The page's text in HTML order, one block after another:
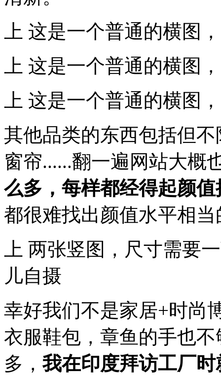
上 这是一个普通的横图
上 这是一个普通的横图
上 这是一个普通的横图
其他品类的东西包括但
窗帘......翻一遍网站大概
么多，每样都经得起颜值
都很难找出颜值水平相
上 两张竖图，尺寸需要
儿自摄
幸好我们不是家居+时尚
衣服鞋包，章鱼的手也
多， 我在印度拜访工厂